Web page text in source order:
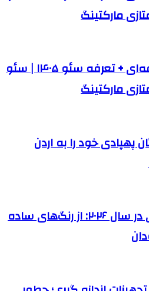
مارکتینگ
🔍 خدمات سئو حرفه‌ای + تعرفه سئو ۱۴۰۵ | سئو
مارکتینگ
پهپادی خود را به اردن
انتخاب کاغذ دیواری در سال ۲۰۲۶: از رنگ‌های ساده